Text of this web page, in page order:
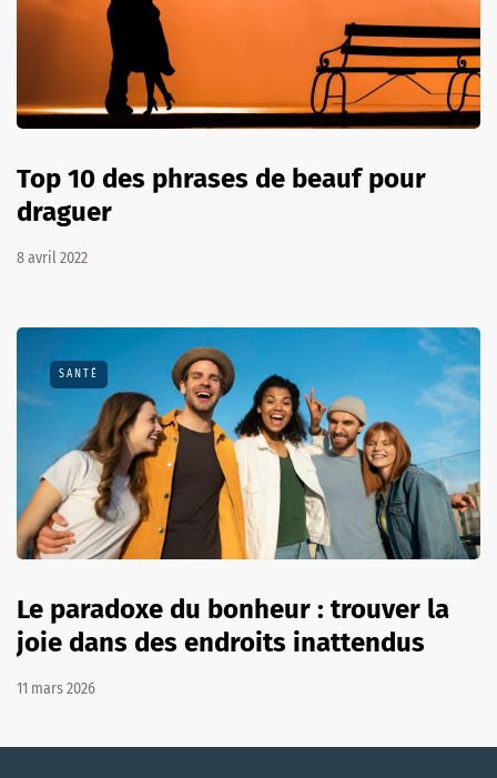
Top 10 des phrases de beauf pour
draguer
8 avril 2022
SANTÉ
Le paradoxe du bonheur : trouver la
joie dans des endroits inattendus
11 mars 2026